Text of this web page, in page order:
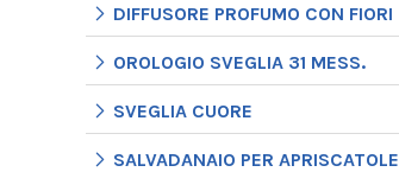
DIFFUSORE PROFUMO CON FIORI
OROLOGIO SVEGLIA 31 MESS.
SVEGLIA CUORE
SALVADANAIO PER APRISCATOLE